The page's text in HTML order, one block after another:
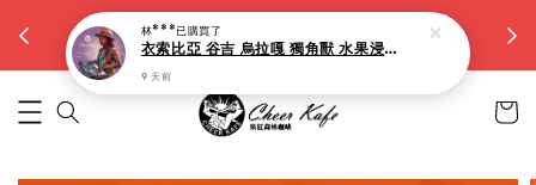
【大容量15g濾掛】滿5件九折。滿10件八折
越買越省
林***已購買了
衣索比亞 谷吉 烏拉嘎 獨角獸 水果浸漬(淺焙)-10入
9 天前